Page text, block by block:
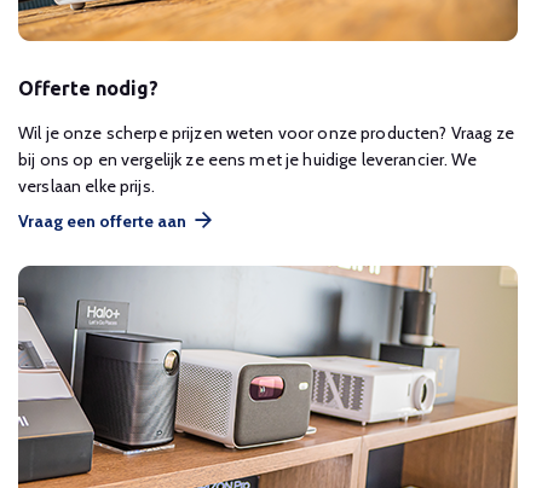
Offerte nodig?
Wil je onze scherpe prijzen weten voor onze producten? Vraag ze
bij ons op en vergelijk ze eens met je huidige leverancier. We
verslaan elke prijs.
Vraag een offerte aan